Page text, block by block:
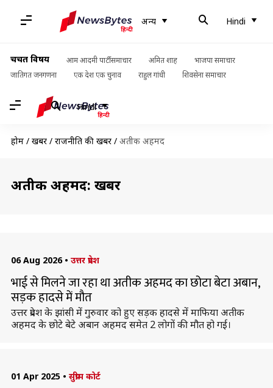
अन्य Hindi
चर्चित विषय आम आदमी पार्टी समाचार अमित शाह
भाजपा समाचार
जातिगत जनगणना
एक देश एक चुनाव राहुल गांधी शिवसेना समाचार
Hindi
होम / खबरें / राजनीति की खबरें / अतीक अहमद
अतीक अहमद: खबरें
06 Aug 2026 • उत्तर प्रदेश
भाई से मिलने जा रहा था अतीक अहमद का छोटा बेटा अबान,
सड़क हादसे में मौत
उत्तर प्रदेश के झांसी में गुरुवार को हुए सड़क हादसे में माफिया अतीक
अहमद के छोटे बेटे अबान अहमद समेत 2 लोगों की मौत हो गई।
01 Apr 2025 • सुप्रीम कोर्ट